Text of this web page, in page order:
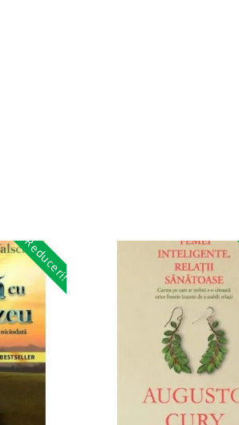
Reduceri!